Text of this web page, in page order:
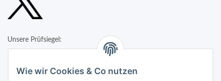
Unsere Prüfsiegel:
Wie wir Cookies & Co nutzen